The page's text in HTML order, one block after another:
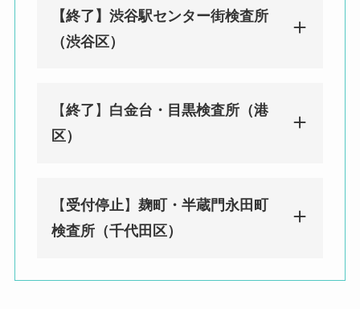
【終了】渋谷駅センター街検査所
（渋谷区）
アルビル1F
渋谷駅徒歩２分／神泉駅徒歩 8 分
【終了 】 白金台・目黒検査所（港
区）
みんなのPCR 白金台・目黒検査所
【 受付停止 】 麹町・半蔵門永田町
検査所（千代田区）